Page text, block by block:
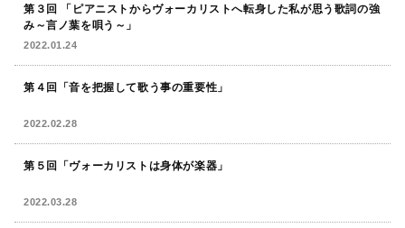
第３回 「ピアニストからヴォーカリストへ転身した私が思う歌詞の強
み～言ノ葉を唄う～」
2022.01.24
第４回「音を把握して歌う事の重要性」
2022.02.28
第５回「ヴォーカリストは身体が楽器」
2022.03.28